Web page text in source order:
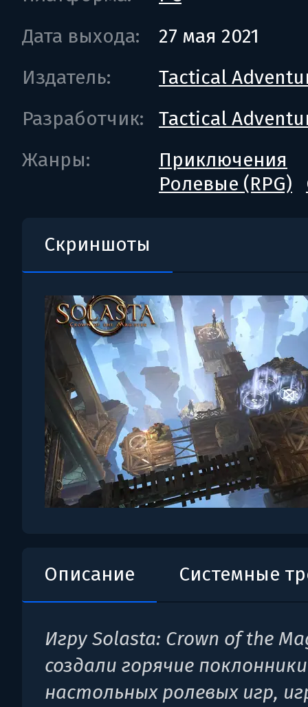
Дата выхода:
27 мая 2021
Издатель:
Tactical
Разработчик:
Tactical
Жанры:
Приключения
Ролевые (RPG)
Скриншоты
Описание Системные
Игру Solasta: Crown of the
создали горячие поклонники
настольных ролевых игр,